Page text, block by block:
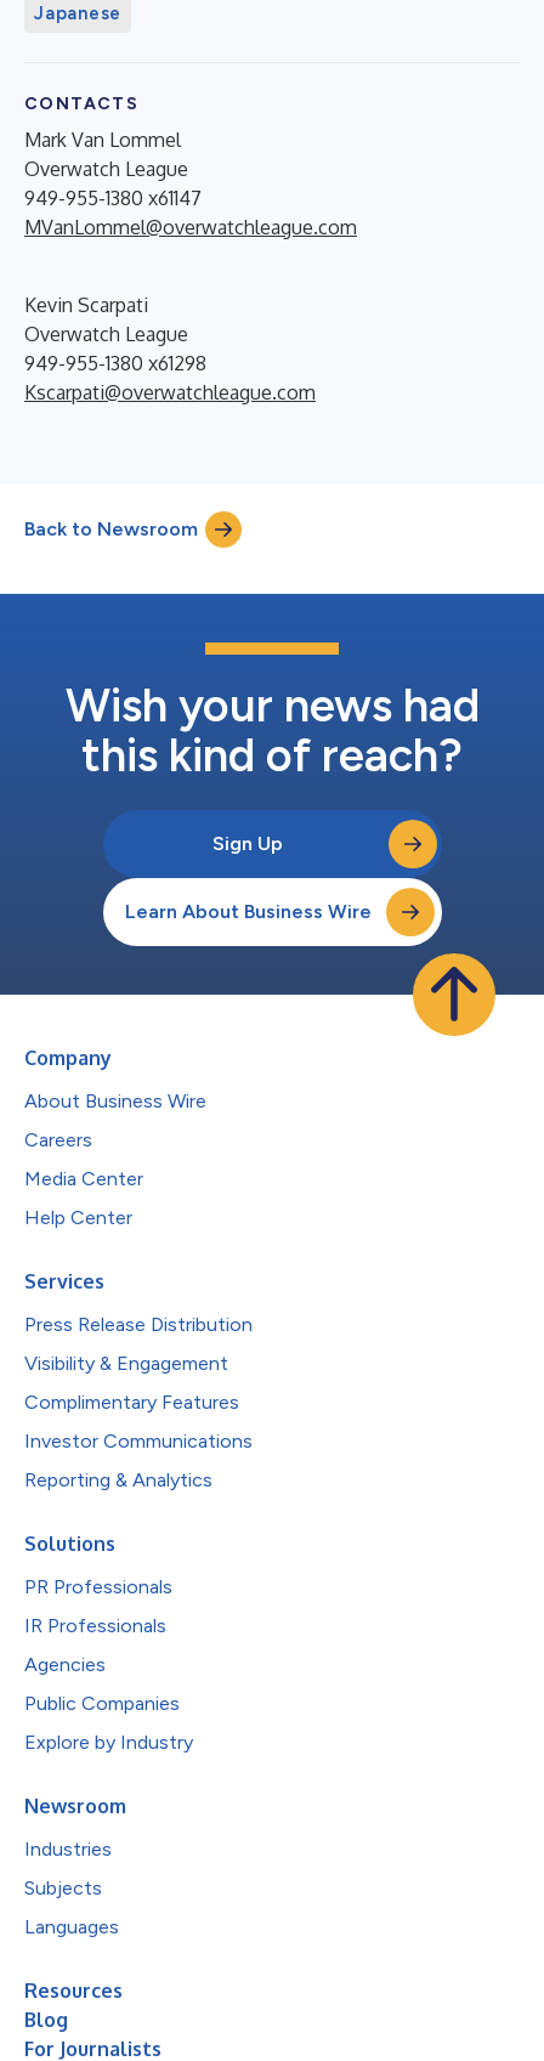
Japanese
CONTACTS
Mark Van Lommel
Overwatch League
949-955-1380 x61147
MVanLommel@overwatchleague.com
Kevin Scarpati
Overwatch League
949-955-1380 x61298
Kscarpati@overwatchleague.com
Back to Newsroom
Wish your news had
this kind of reach?
Sign Up
Learn About Business Wire
Company
About Business Wire
Careers
Media Center
Help Center
Services
Press Release Distribution
Visibility & Engagement
Complimentary Features
Investor Communications
Reporting & Analytics
Solutions
PR Professionals
IR Professionals
Agencies
Public Companies
Explore by Industry
Newsroom
Industries
Subjects
Languages
Resources
Blog
For Journalists